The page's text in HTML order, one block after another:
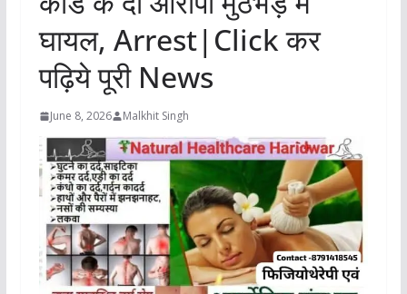
घायल, Arrest|Click कर
पढ़िये पूरी News
June 8, 2026 Malkhit Singh